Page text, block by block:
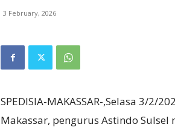
3 February, 2026
SPEDISIA-MAKASSAR-,Selasa 3/
Makassar, pengurus Astindo